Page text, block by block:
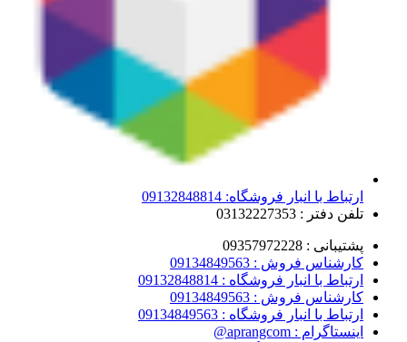
ارتباط با انبار فروشگاه: 09132848814
تلفن دفتر : 03132227353
پشتیبانی : 09357972228
کارشناس فروش : 09134849563
ارتباط با انبار فروشگاه : 09132848814
کارشناس فروش : 09134849563
ارتباط با انبار فروشگاه : 09134849563
اینستاگرام : aprangcom@